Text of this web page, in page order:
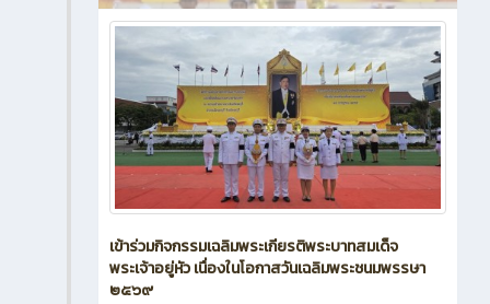
เข้าร่วมกิจกรรมเฉลิมพระเกียรติพระบาทสมเด็จ
พระเจ้าอยู่หัว เนื่องในโอกาสวันเฉลิมพระชนมพรรษา
๒๕๖๙